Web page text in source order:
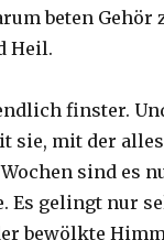
beten Gehör
Heil.
finster.
sie, mit der
sind es
Es gelingt nur
bewölkte